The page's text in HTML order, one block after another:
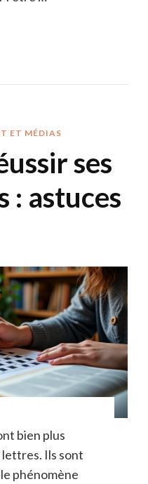
ET MÉDIAS
ses
: astuces
bien plus
lettres. Ils sont
phénomène